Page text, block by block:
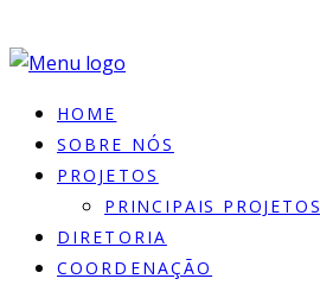
HOME
SOBRE NÓS
PROJETOS
PRINCIPAIS PROJETOS
DIRETORIA
COORDENAÇÃO